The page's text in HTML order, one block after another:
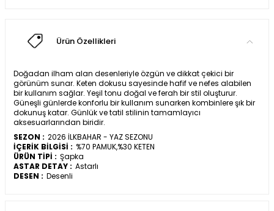
Ürün Özellikleri
Doğadan ilham alan desenleriyle özgün ve dikkat çekici bir
görünüm sunar. Keten dokusu sayesinde hafif ve nefes alabilen
bir kullanım sağlar. Yeşil tonu doğal ve ferah bir stil oluşturur.
Güneşli günlerde konforlu bir kullanım sunarken kombinlere şık bir
dokunuş katar. Günlük ve tatil stilinin tamamlayıcı
aksesuarlarından biridir.
SEZON : 2026 İLKBAHAR - YAZ SEZONU
İÇERİK BİLGİSİ : %70 PAMUK,%30 KETEN
ÜRÜN TİPİ : Şapka
ASTAR DETAY : Astarlı
DESEN : Desenli